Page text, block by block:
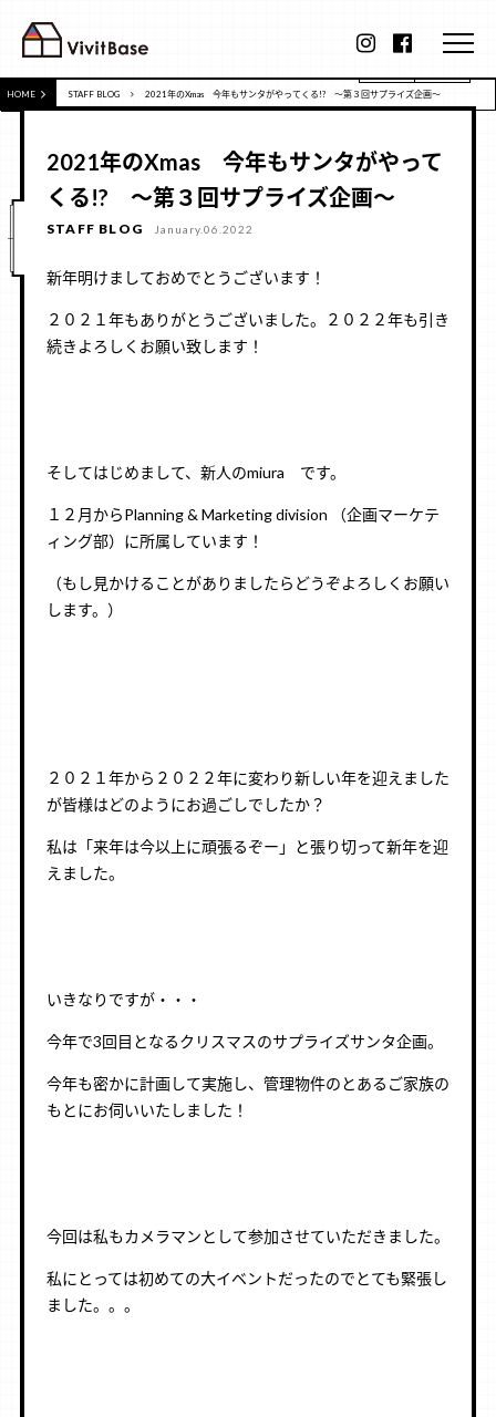
HOME STAFF BLOG 2021年のXmas 今年もサンタがやってくる!? ～第３回サプライズ企画～
2021年のXmas 今年もサンタがやって
くる!? ～第３回サプライズ企画～
STAFF BLOG January.06.2022
新年明けましておめでとうございます！
２０２１年もありがとうございました。２０２２年も引き
続きよろしくお願い致します！
そしてはじめまして、新人のmiura です。
１２月からPlanning & Marketing division （企画マーケテ
ィング部）に所属しています！
（もし見かけることがありましたらどうぞよろしくお願い
します。）
２０２１年から２０２２年に変わり新しい年を迎えました
が皆様はどのようにお過ごしでしたか？
私は「来年は今以上に頑張るぞー」と張り切って新年を迎
えました。
いきなりですが・・・
今年で3回目となるクリスマスのサプライズサンタ企画。
今年も密かに計画して実施し、管理物件のとあるご家族の
もとにお伺いいたしました！
今回は私もカメラマンとして参加させていただきました。
私にとっては初めての大イベントだったのでとても緊張し
ました。。。